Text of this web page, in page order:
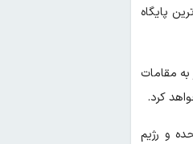
پایگاه
مقامات
کرد.
و رژیم